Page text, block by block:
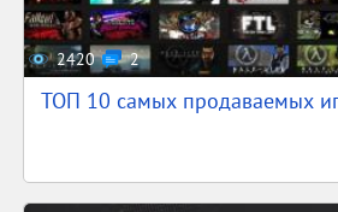
2420 2
ТОП 10 самых продаваемых